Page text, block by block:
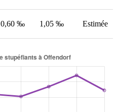
0,60 ‰ 1,05 ‰ Estimée